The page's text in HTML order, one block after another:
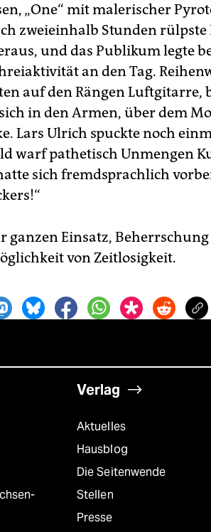
„One“ mit malerischer
zweieinhalb Stunden
und das Publikum legte
an den Tag.
auf den Rängen Luftgitarre,
in den Armen, über dem
Lars Ulrich spuckte noch
warf pathetisch Unmengen
sich fremdsprachlich
ganzen Einsatz,
von Zeitlosigkeit.
Verlag
Aktuelles
Hausblog
Die Seitenwende
Stellen
Presse